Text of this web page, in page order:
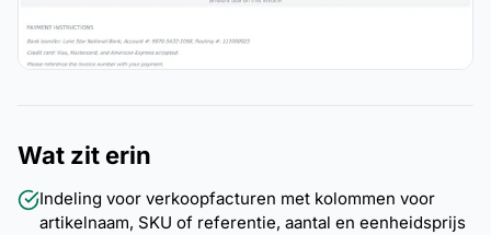
Wat zit erin
Indeling voor verkoopfacturen met kolommen voor
artikelnaam, SKU of referentie, aantal en eenheidsprijs